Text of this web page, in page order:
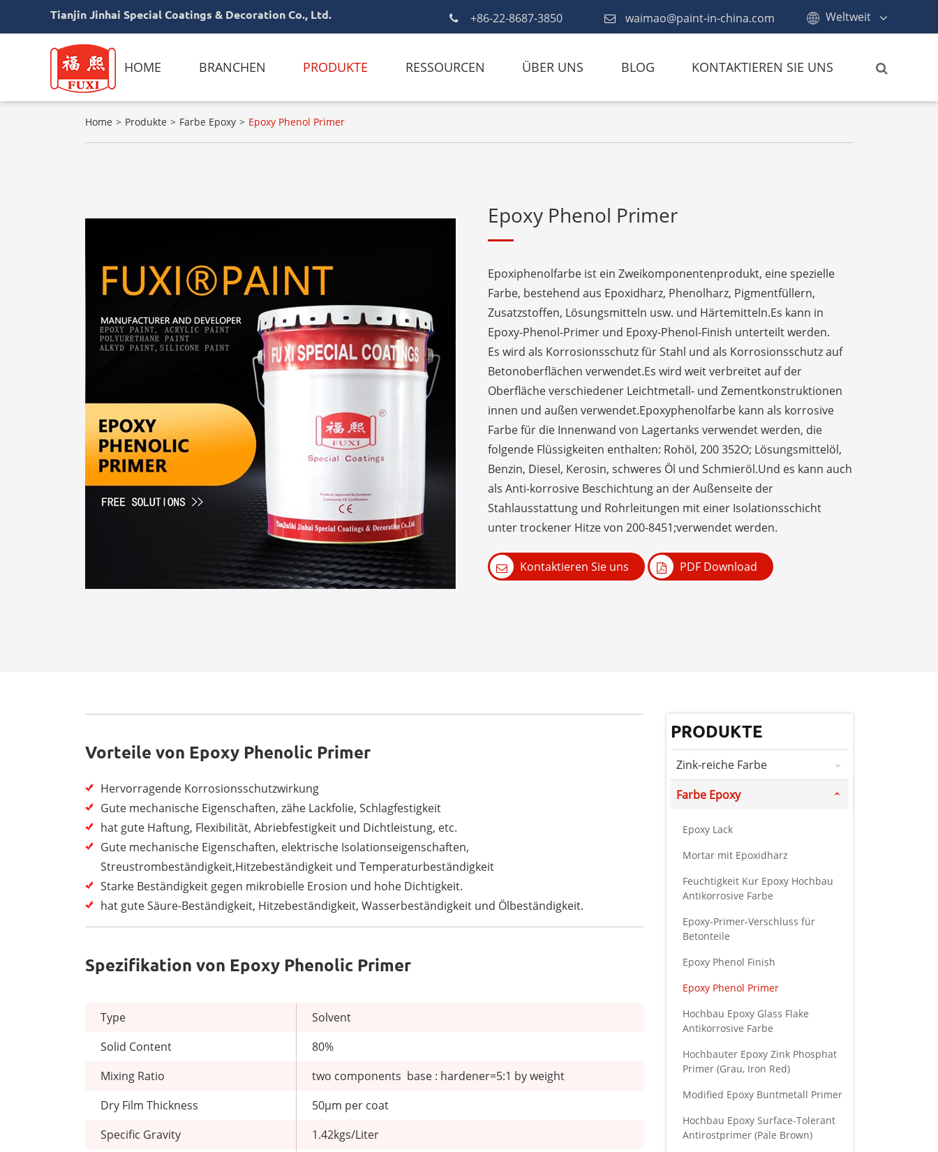
Tianjin Jinhai Special Coatings & Decoration Co., Ltd. +86-22-8687-3850 waimao@paint-in-china.com Weltweit
HOME BRANCHEN PRODUKTE RESSOURCEN ÜBER UNS BLOG KONTAKTIEREN SIE UNS
Home Produkte Farbe Epoxy Epoxy Phenol Primer
Epoxy Phenol Primer
Epoxiphenolfarbe ist ein Zweikomponentenprodukt, eine spezielle
Farbe, bestehend aus Epoxidharz, Phenolharz, Pigmentfüllern,
Zusatzstoffen, Lösungsmitteln usw. und Härtemitteln.Es kann in
Epoxy-Phenol-Primer und Epoxy-Phenol-Finish unterteilt werden.
Es wird als Korrosionsschutz für Stahl und als Korrosionsschutz auf
Betonoberflächen verwendet.Es wird weit verbreitet auf der
Oberfläche verschiedener Leichtmetall- und Zementkonstruktionen
innen und außen verwendet.Epoxyphenolfarbe kann als korrosive
Farbe für die Innenwand von Lagertanks verwendet werden, die
folgende Flüssigkeiten enthalten: Rohöl, 200 352O; Lösungsmittelöl,
Benzin, Diesel, Kerosin, schweres Öl und Schmieröl.Und es kann auch
als Anti-korrosive Beschichtung an der Außenseite der
Stahlausstattung und Rohrleitungen mit einer Isolationsschicht
unter trockener Hitze von 200-8451;verwendet werden.
Kontaktieren Sie uns PDF Download
Vorteile von Epoxy Phenolic Primer
Hervorragende Korrosionsschutzwirkung
Gute mechanische Eigenschaften, zähe Lackfolie, Schlagfestigkeit
hat gute Haftung, Flexibilität, Abriebfestigkeit und Dichtleistung, etc.
Gute mechanische Eigenschaften, elektrische Isolationseigenschaften,
Streustrombeständigkeit,Hitzebeständigkeit und Temperaturbeständigkeit
Starke Beständigkeit gegen mikrobielle Erosion und hohe Dichtigkeit.
hat gute Säure-Beständigkeit, Hitzebeständigkeit, Wasserbeständigkeit und Ölbeständigkeit.
Spezifikation von Epoxy Phenolic Primer
Type
Solvent
Solid Content
80%
Mixing Ratio
two components base : hardener=5:1 by weight
Dry Film Thickness
50μm per coat
Specific Gravity
1.42kgs/Liter
PRODUKTE
Zink-reiche Farbe
Farbe Epoxy
Epoxy Lack
Mortar mit Epoxidharz
Feuchtigkeit Kur Epoxy Hochbau
Antikorrosive Farbe
Epoxy-Primer-Verschluss für
Betonteile
Epoxy Phenol Finish
Epoxy Phenol Primer
Hochbau Epoxy Glass Flake
Antikorrosive Farbe
Hochbauter Epoxy Zink Phosphat
Primer (Grau, Iron Red)
Modified Epoxy Buntmetall Primer
Hochbau Epoxy Surface-Tolerant
Antirostprimer (Pale Brown)